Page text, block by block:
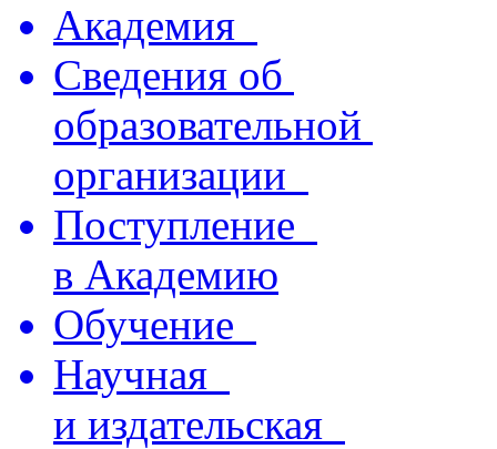
Академия
Сведения об
образовательной
организации
Поступление
в Академию
Обучение
Научная
и издательская